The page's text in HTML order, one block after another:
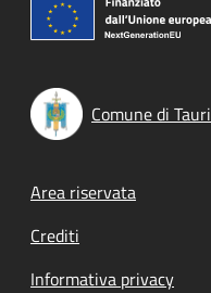
Comune di
Footer menu
Area riservata
Crediti
Informativa privacy